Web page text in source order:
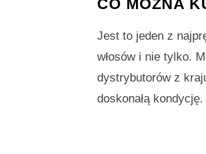
CO MOŻNA
Jest to jeden z
włosów i nie tylko.
dystrybutorów z
doskonałą kondycję.